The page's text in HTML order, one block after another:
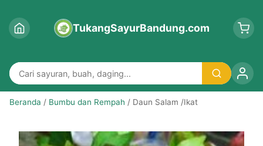
TukangSayurBandung.com
Beranda / Bumbu dan Rempah / Daun Salam /Ikat